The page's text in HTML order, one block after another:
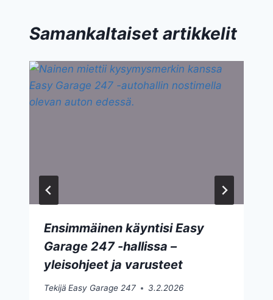
Samankaltaiset artikkelit
Ensimmäinen käyntisi Easy
Garage 247 -hallissa –
yleisohjeet ja varusteet
Tekijä Easy Garage 247 3.2.2026